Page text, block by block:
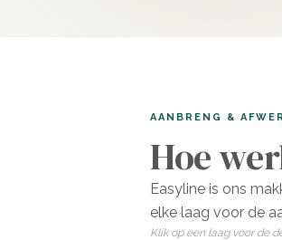
AANBRENG &
Hoe
Easyline is ons
elke laag voor de
Klik op een laag voor de